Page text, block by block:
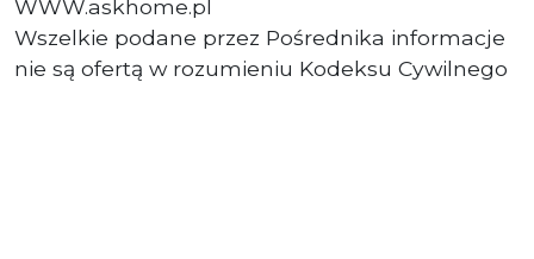
WWW.askhome.pl
Wszelkie podane przez Pośrednika informacje
nie są ofertą w rozumieniu Kodeksu Cywilnego